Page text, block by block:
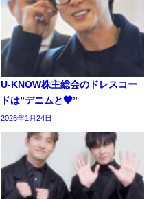
U-KNOW株主総会のドレスコー
ドは”デニムと🖤”
2026年1月24日